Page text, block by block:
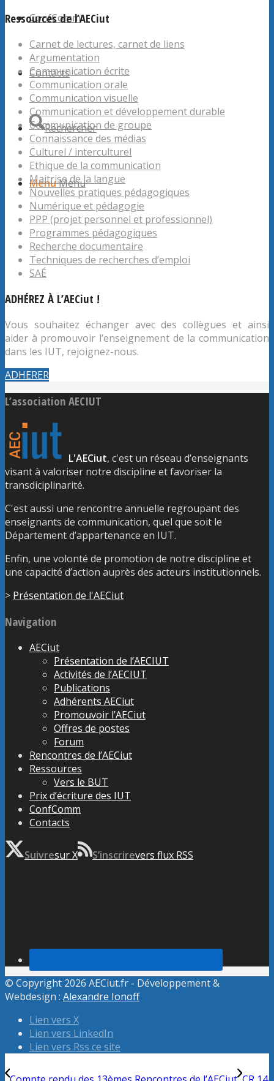
ConfComm
Contacts
Rechercher
MenuMenu
Ressources de l’AECiut
Carnet de lectures, carnet de liens
Argumentation
Communication écrite
Communication orale
Communication visuelle
Communication et développement durable
Communication de groupe
Connaissance des médias
Culturel / interculturel
Ethique de la communication
Maitrise de la langue
Nouvelles pratiques pédagogiques
Numérique et pédagogie
PPP (projet personnel et professionnel)
Programmes pédagogiques
Recherche documentaire
Techniques de recherches d’emploi
SAÉ
ADHÉREZ À L’AECiut !
Vous souhaitez échanger avec des collègues et ainsi
aider à promouvoir l’enseignement de la communication
dans les IUT, rejoignez-nous.
ADHERER
L’association AECIUT
L'AECiut, c'est un réseau d’enseignants
visant à valoriser notre discipline et favoriser la
transdiciplinarité.
C'est aussi une rencontre annuelle regroupant des
enseignants de communication, quel que soit le
Département d’appartenance en IUT.
Enfin, une volonté de promotion de notre discipline et
une capacité d’action auprès des acteurs institutionnels.
> Présentation de l'AECiut
Navigation
AECiut
Présentation de l’AECIUT
Activités de l’AECIUT
Publications
Adhérents AECiut
Promouvoir l’AECiut
Offres de postes
Forum
Rencontres de l’AECiut
Ressources
Vers le BUT
Prix d’écriture des IUT
ConfComm
Contacts
Suivresur X S’inscrirevers flux RSS
© Copyright 2026 AECiut.fr - Développement &
Webdesign : Alexandre Ionoff
Lien vers X
Lien vers LinkedIn
Lien vers Rss ce site